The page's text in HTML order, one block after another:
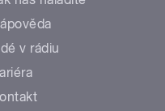
v rádiu